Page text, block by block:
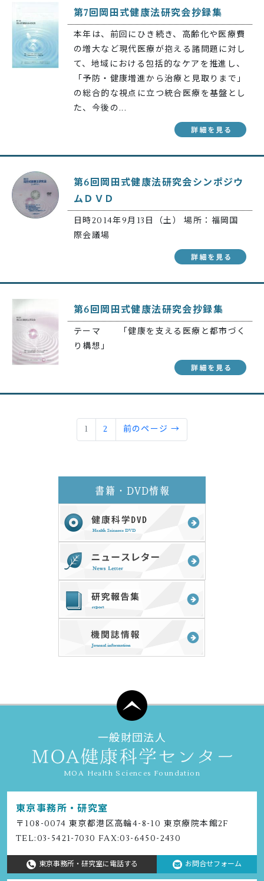
第7回岡田式健康法研究会抄録集
本年は、前回にひき続き、高齢化や医療費
の増大など現代医療が抱える諸問題に対し
て、地域における包括的なケアを推進し、
「予防・健康増進から治療と見取りまで」
の総合的な視点に立つ統合医療を基盤とし
た、今後の...
第6回岡田式健康法研究会シンポジウ
ムＤＶＤ
日時2014年9月13日（土） 場所：福岡国
際会議場
第6回岡田式健康法研究会抄録集
テーマ 「健康を支える医療と都市づく
り構想」
1 2 前のページ →
一般財団法人
MOA Health Sciences Foundation
東京事務所・研究室
〒108-0074 東京都港区⾼輪4-8-10 東京療院本館2F
TEL:03-5421-7030 FAX:03-6450-2430
東京事務所・研究室に電話する お問合せフォーム